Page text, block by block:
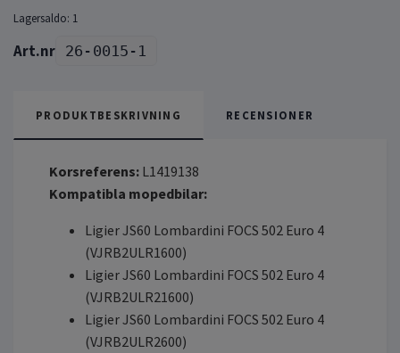
Lagersaldo: 1
26-0015-1
PRODUKTBESKRIVNING RECENSIONER
Korsreferens: L1419138
Kompatibla mopedbilar:
Ligier JS60 Lombardini FOCS 502 Euro 4
(VJRB2ULR1600)
Ligier JS60 Lombardini FOCS 502 Euro 4
(VJRB2ULR21600)
Ligier JS60 Lombardini FOCS 502 Euro 4
(VJRB2ULR2600)